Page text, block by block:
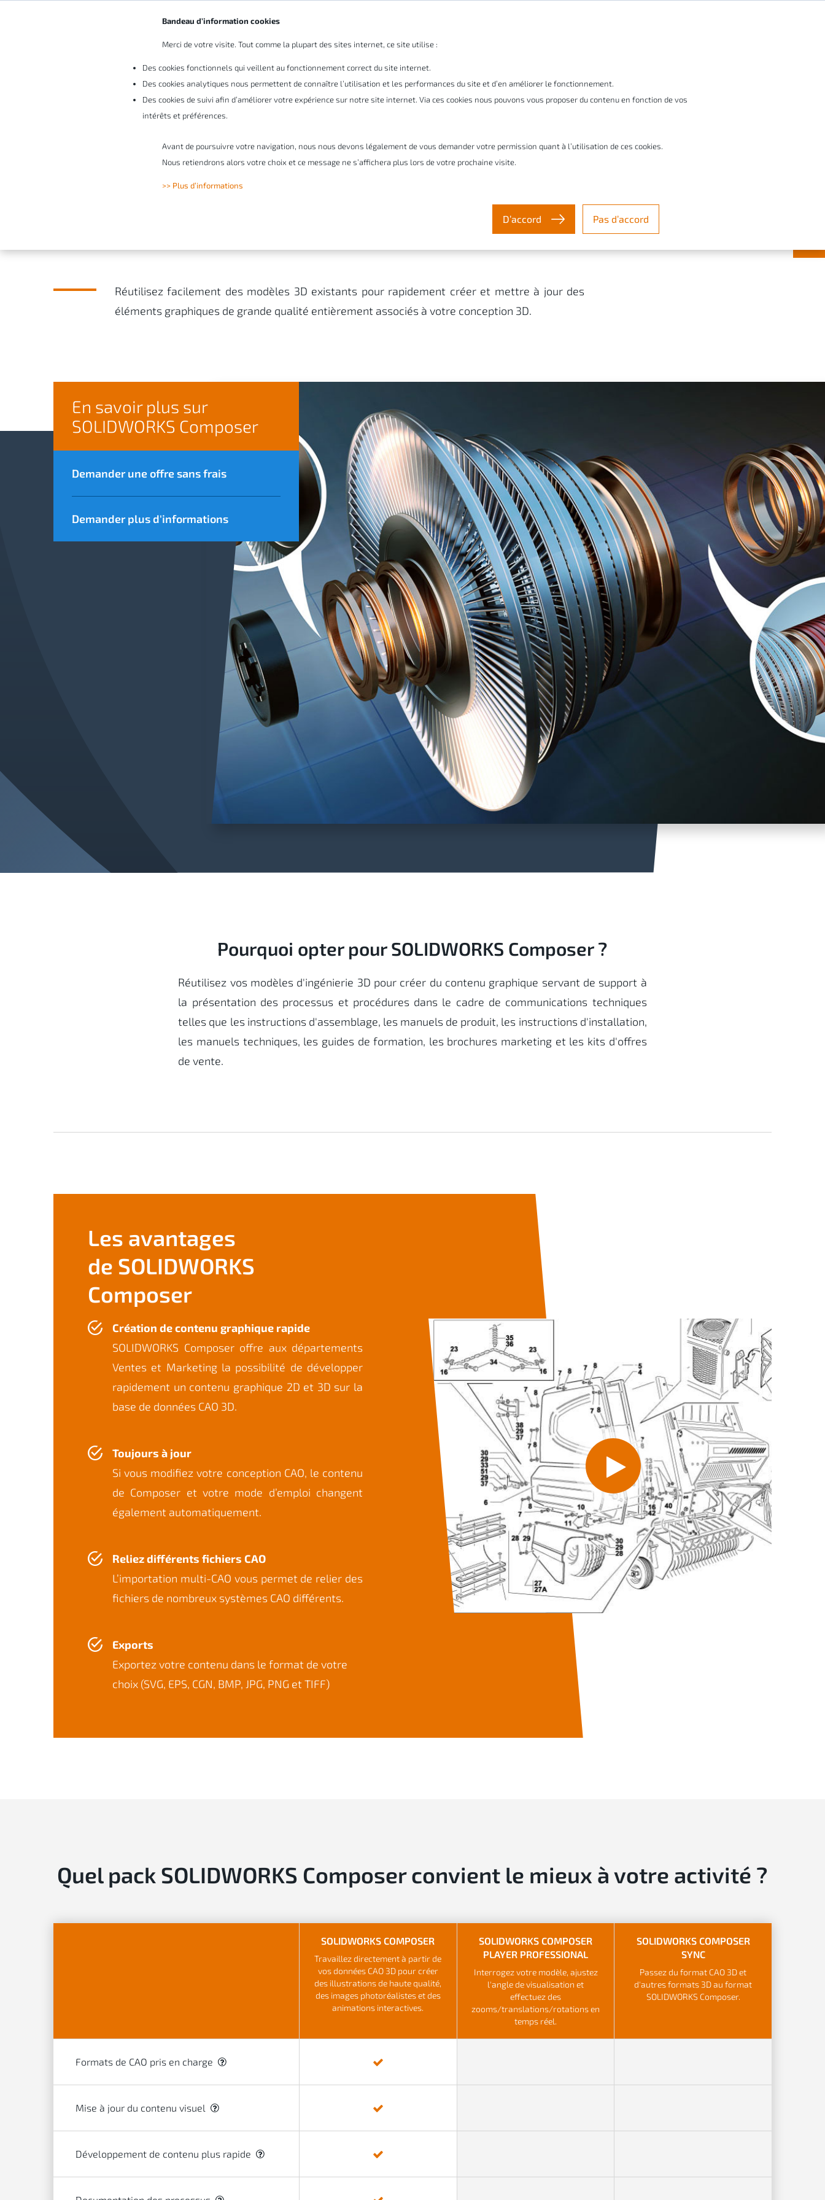
Bandeau d’information cookies
Merci de votre visite. Tout comme la plupart des sites internet, ce site utilise :
Des cookies fonctionnels qui veillent au fonctionnement correct du site internet.
Des cookies analytiques nous permettent de connaître l’utilisation et les performances du site et d’en améliorer le fonctionnement.
Des cookies de suivi afin d’améliorer votre expérience sur notre site internet. Via ces cookies nous pouvons vous proposer du contenu en fonction de vos
intérêts et préférences.
Avant de poursuivre votre navigation, nous nous devons légalement de vous demander votre permission quant à l’utilisation de ces cookies.
Nous retiendrons alors votre choix et ce message ne s’affichera plus lors de votre prochaine visite.
>> Plus d’informations
D’accord Pas d’accord
Votre entreprise Pourquoi Cadmes
SOLIDWORKS Composer
Réutilisez facilement des modèles 3D existants pour rapidement créer et mettre à jour des
éléments graphiques de grande qualité entièrement associés à votre conception 3D.
En savoir plus sur
SOLIDWORKS Composer
Demander une offre sans frais
Demander plus d'informations
Pourquoi opter pour SOLIDWORKS Composer ?
Réutilisez vos modèles d'ingénierie 3D pour créer du contenu graphique servant de support à
la présentation des processus et procédures dans le cadre de communications techniques
telles que les instructions d'assemblage, les manuels de produit, les instructions d'installation,
les manuels techniques, les guides de formation, les brochures marketing et les kits d'offres
de vente.
Les avantages
de SOLIDWORKS
Composer
Création de contenu graphique rapide
SOLIDWORKS Composer offre aux départements
Ventes et Marketing la possibilité de développer
rapidement un contenu graphique 2D et 3D sur la
base de données CAO 3D.
Toujours à jour
Si vous modifiez votre conception CAO, le contenu
de Composer et votre mode d’emploi changent
également automatiquement.
Reliez différents fichiers CAO
L’importation multi-CAO vous permet de relier des
fichiers de nombreux systèmes CAO différents.
Exports
Exportez votre contenu dans le format de votre
choix (SVG, EPS, CGN, BMP, JPG, PNG et TIFF)
Quel pack SOLIDWORKS Composer convient le mieux à votre activité ?
SOLIDWORKS COMPOSER
Travaillez directement à partir de
vos données CAO 3D pour créer
des illustrations de haute qualité,
des images photoréalistes et des
animations interactives.
SOLIDWORKS COMPOSER
PLAYER PROFESSIONAL
Interrogez votre modèle, ajustez
l'angle de visualisation et
effectuez des
zooms/translations/rotations en
temps réel.
SOLIDWORKS COMPOSER
SYNC
Passez du format CAO 3D et
d'autres formats 3D au format
SOLIDWORKS Composer.
Formats de CAO pris en charge
Mise à jour du contenu visuel
Développement de contenu plus rapide